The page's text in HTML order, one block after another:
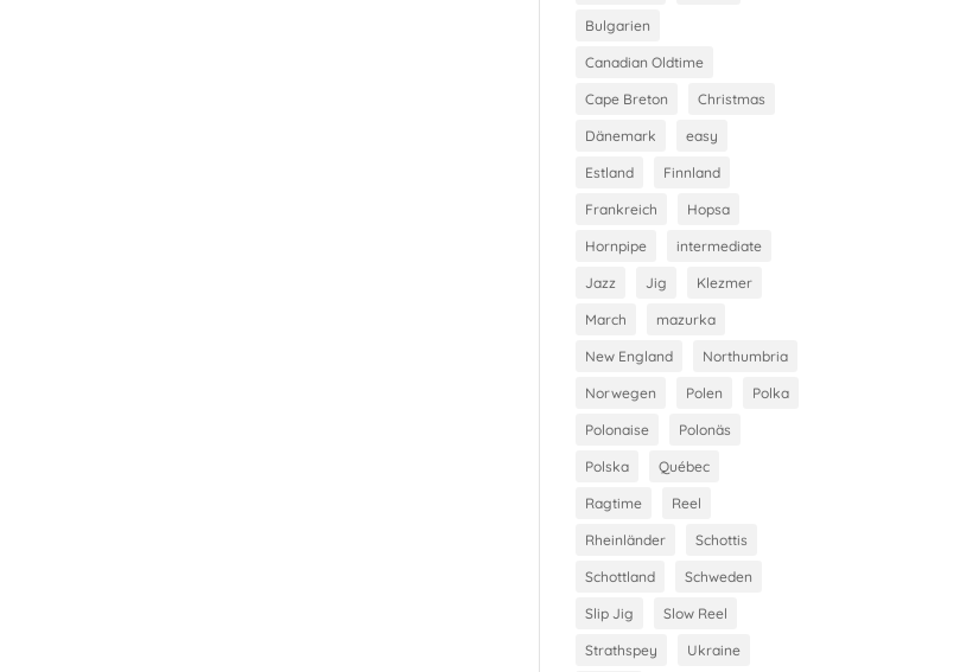
Bulgarien
Canadian Oldtime
Cape Breton Christmas
Dänemark easy
Estland Finnland
Frankreich Hopsa
Hornpipe intermediate
Jazz Jig Klezmer
March mazurka
New England Northumbria
Norwegen Polen Polka
Polonaise Polonäs
Polska Québec
Ragtime Reel
Rheinländer Schottis
Schottland Schweden
Slip Jig Slow Reel
Strathspey Ukraine